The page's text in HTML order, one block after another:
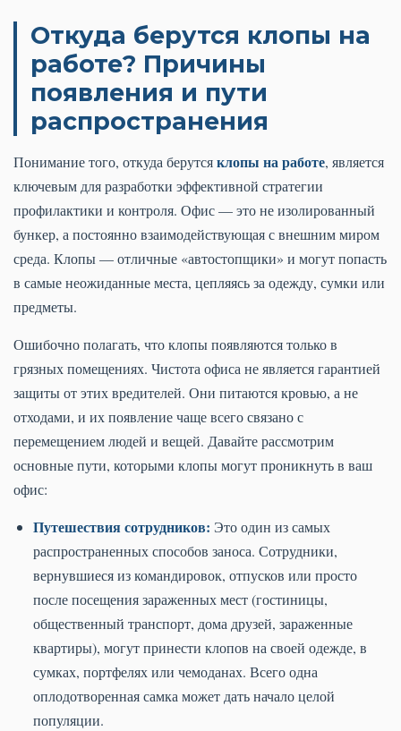
Откуда берутся клопы на
работе? Причины
появления и пути
распространения
Понимание того, откуда берутсяклопы на работе, является
ключевым для разработки эффективной стратегии
профилактики и контроля. Офис — это не изолированный
бункер, а постоянно взаимодействующая с внешним миром
среда. Клопы — отличные «автостопщики» и могут попасть
в самые неожиданные места, цепляясь за одежду, сумки или
предметы.
Ошибочно полагать, что клопы появляются только в
грязных помещениях. Чистота офиса не является гарантией
защиты от этих вредителей. Они питаются кровью, а не
отходами, и их появление чаще всего связано с
перемещением людей и вещей. Давайте рассмотрим
основные пути, которыми клопы могут проникнуть в ваш
офис:
Путешествия сотрудников: Это один из самых
распространенных способов заноса. Сотрудники,
вернувшиеся из командировок, отпусков или просто
после посещения зараженных мест (гостиницы,
общественный транспорт, дома друзей, зараженные
квартиры), могут принести клопов на своей одежде, в
сумках, портфелях или чемоданах. Всего одна
оплодотворенная самка может дать начало целой
популяции.